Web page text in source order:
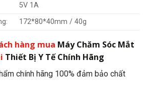
5V 1A
172*80*40mm / 40g
hàng mua Máy Chăm Sóc Mắt
Thiết Bị Y Tế Chính Hãng
chính hãng 100% đảm bảo chất